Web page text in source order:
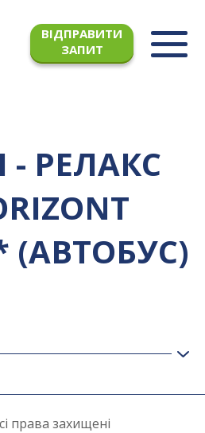
ВІДПРАВИТИ
ЗАПИТ
- РЕЛАКС
(АВТОБУС)
права захищені